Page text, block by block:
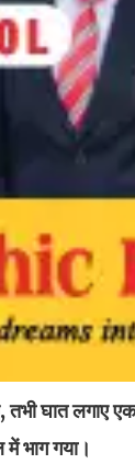
घात लगाए
भाग गया।